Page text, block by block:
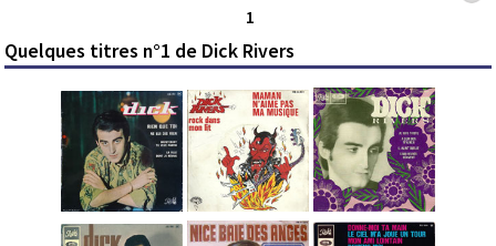
1
Quelques titres n°1 de Dick Rivers